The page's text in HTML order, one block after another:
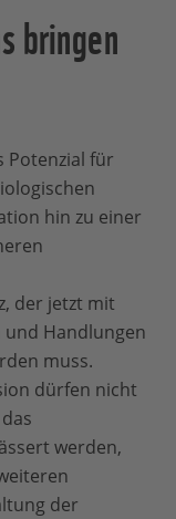
bringen
Potenzial für
hin zu einer
der jetzt mit
und Handlungen
muss.
dürfen nicht
werden,
der